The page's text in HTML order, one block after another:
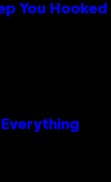
You Hooked